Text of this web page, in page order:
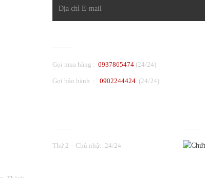
Gọi mua hàng : 0937865474 (24/24)
Gọi bảo hành : 0902244424 (24/24)
Thứ 2 – Chủ nhật: 24/24